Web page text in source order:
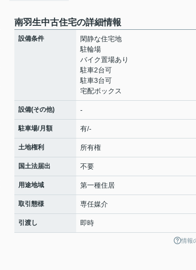
南羽生中古住宅の詳細情報
設備条件
閑静な住宅地
駐輪場
バイク置場あり
駐車2台可
駐車3台可
宅配ボックス
設備(その他) -
駐車場/月額 有/-
土地権利 所有権
国土法届出 不要
用途地域 第一種住居
取引態様 専任媒介
引渡し 即時
情報